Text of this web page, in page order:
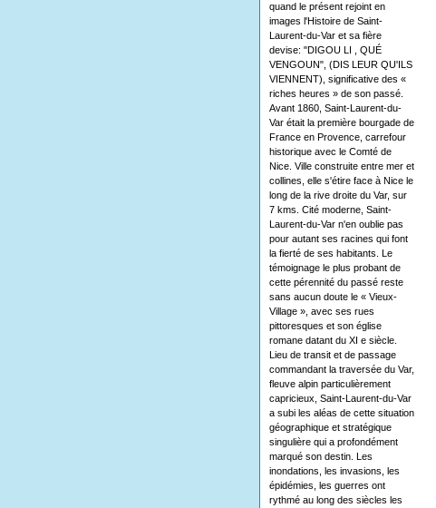
quand le présent rejoint en
images l'Histoire de Saint-
Laurent-du-Var et sa fière
devise: "DIGOU LI , QUÉ
VENGOUN", (DIS LEUR QU'ILS
VIENNENT), significative des «
riches heures » de son passé.
Avant 1860, Saint-Laurent-du-
Var était la première bourgade de
France en Provence, carrefour
historique avec le Comté de
Nice. Ville construite entre mer et
collines, elle s'étire face à Nice le
long de la rive droite du Var, sur
7 kms. Cité moderne, Saint-
Laurent-du-Var n'en oublie pas
pour autant ses racines qui font
la fierté de ses habitants. Le
témoignage le plus probant de
cette pérennité du passé reste
sans aucun doute le « Vieux-
Village », avec ses rues
pittoresques et son église
romane datant du XI e siècle.
Lieu de transit et de passage
commandant la traversée du Var,
fleuve alpin particulièrement
capricieux, Saint-Laurent-du-Var
a subi les aléas de cette situation
géographique et stratégique
singulière qui a profondément
marqué son destin. Les
inondations, les invasions, les
épidémies, les guerres ont
rythmé au long des siècles les